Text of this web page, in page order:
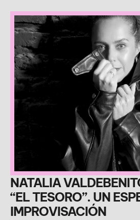
NATALIA
“EL TESORO”. UN
IMPROVISACIÓN